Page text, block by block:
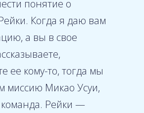
понятие о
Когда я даю вам
а вы в свое
ее кому-то, тогда мы
миссию Микао Усуи,
команда. Рейки —